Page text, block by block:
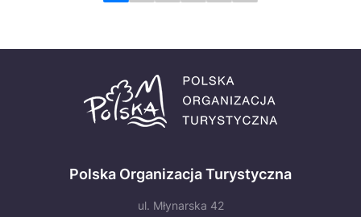
1 2 3 4 5 6
Polska Organizacja Turystyczna
ul. Młynarska 42